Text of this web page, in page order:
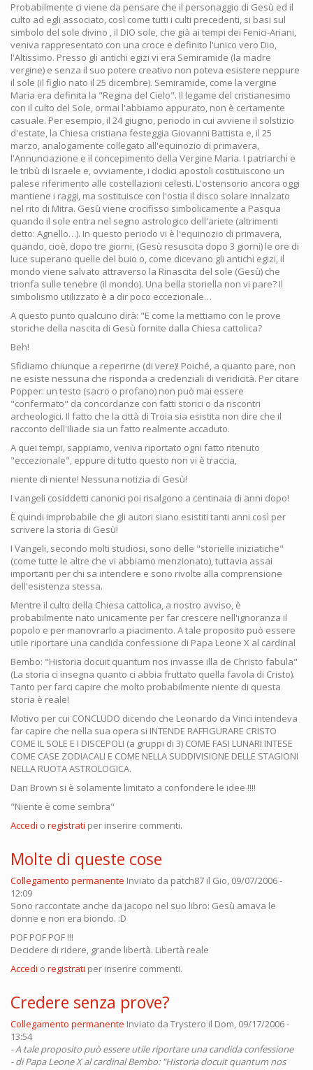
Probabilmente ci viene da pensare che il personaggio di Gesù ed il
culto ad egli associato, così come tutti i culti precedenti, si basi sul
simbolo del sole divino , il DIO sole, che già ai tempi dei Fenici-Ariani,
veniva rappresentato con una croce e definito l'unico vero Dio,
l'Altissimo. Presso gli antichi egizi vi era Semiramide (la madre
vergine) e senza il suo potere creativo non poteva esistere neppure
il sole (il figlio nato il 25 dicembre). Semiramide, come la vergine
Maria era definita la "Regina del Cielo". Il legame del cristianesimo
con il culto del Sole, ormai l'abbiamo appurato, non è certamente
casuale. Per esempio, il 24 giugno, periodo in cui avviene il solstizio
d'estate, la Chiesa cristiana festeggia Giovanni Battista e, il 25
marzo, analogamente collegato all'equinozio di primavera,
l'Annunciazione e il concepimento della Vergine Maria. I patriarchi e
le tribù di Israele e, ovviamente, i dodici apostoli costituiscono un
palese riferimento alle costellazioni celesti. L'ostensorio ancora oggi
mantiene i raggi, ma sostituisce con l'ostia il disco solare innalzato
nel rito di Mitra. Gesù viene crocifisso simbolicamente a Pasqua
quando il sole entra nel segno astrologico dell'ariete (altrimenti
detto: Agnello…). In questo periodo vi è l'equinozio di primavera,
quando, cioè, dopo tre giorni, (Gesù resuscita dopo 3 giorni) le ore di
luce superano quelle del buio o, come dicevano gli antichi egizi, il
mondo viene salvato attraverso la Rinascita del sole (Gesù) che
trionfa sulle tenebre (il mondo). Una bella storiella non vi pare? Il
simbolismo utilizzato è a dir poco eccezionale…
A questo punto qualcuno dirà: "E come la mettiamo con le prove
storiche della nascita di Gesù fornite dalla Chiesa cattolica?
Beh!
Sfidiamo chiunque a reperirne (di vere)! Poiché, a quanto pare, non
ne esiste nessuna che risponda a credenziali di veridicità. Per citare
Popper: un testo (sacro o profano) non può mai essere
"confermato" da concordanze con fatti storici o da riscontri
archeologici. Il fatto che la città di Troia sia esistita non dire che il
racconto dell'Iliade sia un fatto realmente accaduto.
A quei tempi, sappiamo, veniva riportato ogni fatto ritenuto
"eccezionale", eppure di tutto questo non vi è traccia,
niente di niente! Nessuna notizia di Gesù!
I vangeli cosiddetti canonici poi risalgono a centinaia di anni dopo!
È quindi improbabile che gli autori siano esistiti tanti anni così per
scrivere la storia di Gesù!
I Vangeli, secondo molti studiosi, sono delle "storielle iniziatiche"
(come tutte le altre che vi abbiamo menzionato), tuttavia assai
importanti per chi sa intendere e sono rivolte alla comprensione
dell'esistenza stessa.
Mentre il culto della Chiesa cattolica, a nostro avviso, è
probabilmente nato unicamente per far crescere nell'ignoranza il
popolo e per manovrarlo a piacimento. A tale proposito può essere
utile riportare una candida confessione di Papa Leone X al cardinal
Bembo: "Historia docuit quantum nos invasse illa de Christo fabula"
(La storia ci insegna quanto ci abbia fruttato quella favola di Cristo).
Tanto per farci capire che molto probabilmente niente di questa
storia è reale!
Motivo per cui CONCLUDO dicendo che Leonardo da Vinci intendeva
far capire che nella sua opera si INTENDE RAFFIGURARE CRISTO
COME IL SOLE E I DISCEPOLI (a gruppi di 3) COME FASI LUNARI INTESE
COME CASE ZODIACALI E COME NELLA SUDDIVISIONE DELLE STAGIONI
NELLA RUOTA ASTROLOGICA.
Dan Brown si è solamente limitato a confondere le idee !!!!
"Niente è come sembra"
Accedi o registrati per inserire commenti.
Molte di queste cose
Collegamento permanente Inviato da patch87 il Gio, 09/07/2006 -
12:09
Sono raccontate anche da jacopo nel suo libro: Gesù amava le
donne e non era biondo. :D
POF POF POF !!!
Decidere di ridere, grande libertà. Libertà reale
Accedi o registrati per inserire commenti.
Credere senza prove?
Collegamento permanente Inviato da Trystero il Dom, 09/17/2006 -
13:54
- A tale proposito può essere utile riportare una candida confessione
- di Papa Leone X al cardinal Bembo: "Historia docuit quantum nos